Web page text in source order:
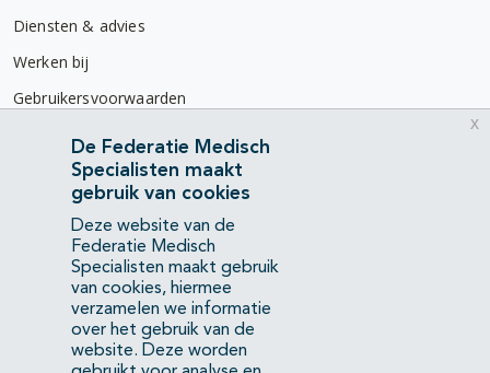
Diensten & advies
Werken bij
Gebruikersvoorwaarden
Privacyverklaring
Contact
Mercatorlaan 1200
3528 BL Utrecht
(088) 505 34 34
info@richtlijnendatabase.nl
De Federatie Medisch
Specialisten maakt
gebruik van cookies
Deze website van de
Federatie Medisch
Specialisten maakt gebruik
van cookies, hiermee
verzamelen we informatie
over het gebruik van de
website. Deze worden
x